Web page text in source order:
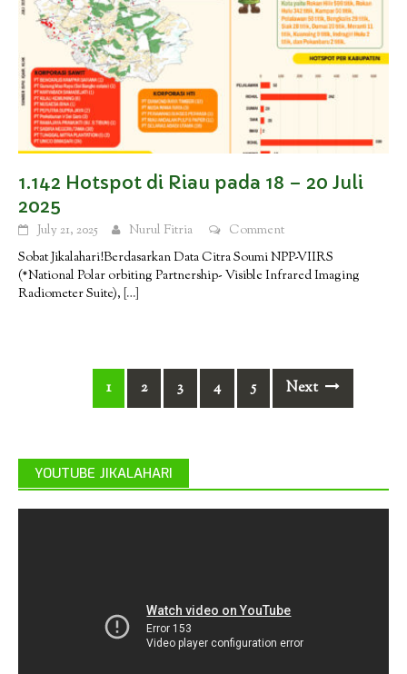
1.142 Hotspot di Riau pada 18 – 20 Juli
2025
July 21, 2025 Nurul Fitria
Comment
Sobat Jikalahari!Berdasarkan Data Citra Soumi NPP-VIIRS
(*National Polar orbiting Partnership- Visible Infrared Imaging
Radiometer Suite), […]
navigation
1 2 3 4 5 Next
YOUTUBE JIKALAHARI